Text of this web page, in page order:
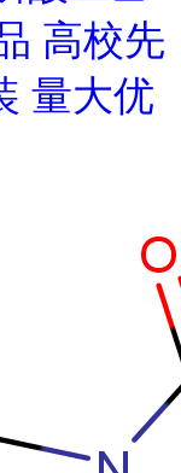
高校先
量大优